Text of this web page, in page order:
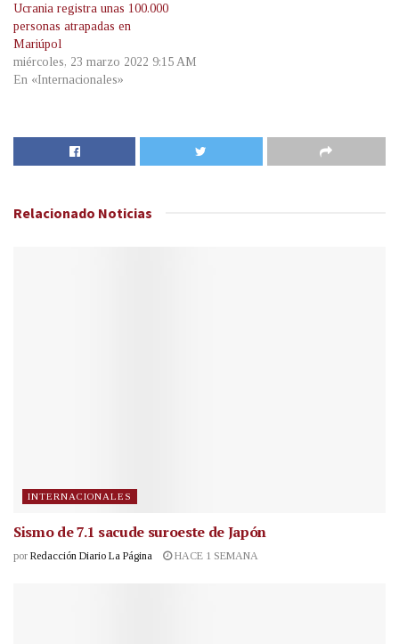
Ucrania registra unas 100.000
personas atrapadas en
Mariúpol
miércoles, 23 marzo 2022 9:15 AM
En «Internacionales»
Relacionado Noticias
INTERNACIONALES
Sismo de 7.1 sacude suroeste de Japón
por Redacción Diario La Página HACE 1 SEMANA